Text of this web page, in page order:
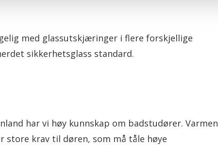
med glassutskjæringer i flere forskjellige
sikkerhetsglass standard.
har vi høy kunnskap om badstudører. Varmen
krav til døren, som må tåle høye